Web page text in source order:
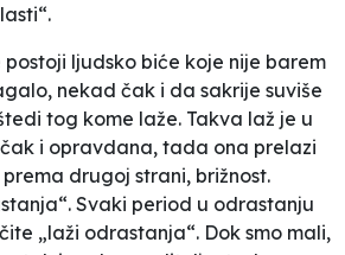
ljudsko biće koje nije barem
nekad čak i da sakrije suviše
tog kome laže. Takva laž je u
i opravdana, tada ona prelazi
drugoj strani, brižnost.
Svaki period u odrastanju
„laži odrastanja“. Dok smo mali,